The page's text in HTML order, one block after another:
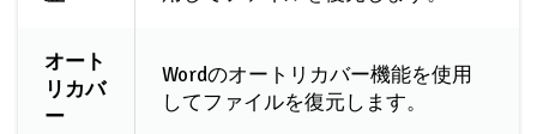
オート
リカバ
ー
Wordのオートリカバー機能を使用
してファイルを復元します。